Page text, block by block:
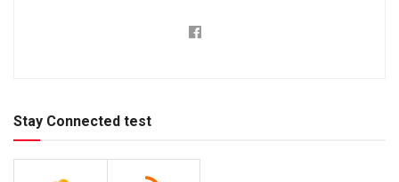
Stay Connected test